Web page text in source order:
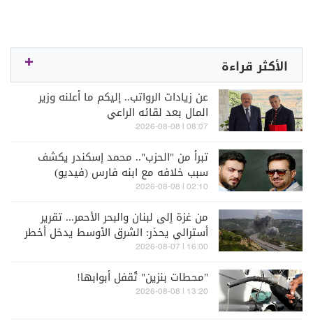
الأكثر قراءة
عن زيادات الرواتب.. إليكم ما أعلنه وزير
المال بعد لقائه الراعي
08:07 | 2026-08-08
تبرأ من "الحزب".. محمد إسكندر يكشف
سبب خلافه مع ابنه فارس (فيديو)
02:10 | 2026-08-08
من غزة إلى لبنان والبحر الأحمر... تقرير
أسترالي يحذر: الشرق الأوسط يدخل أخطر
مراحله
16:00 | 2026-08-07
"محطات بنزين" تُقفل أبوابها!
13:20 | 2026-08-08